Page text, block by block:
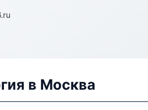
в Москва